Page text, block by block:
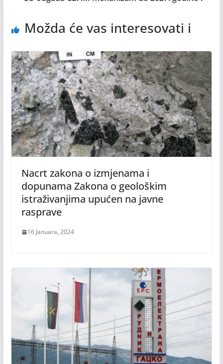
Možda će vas interesovati i
Nacrt zakona o izmjenama i
dopunama Zakona o geološkim
istraživanjima upućen na javne
rasprave
16 Januara, 2024